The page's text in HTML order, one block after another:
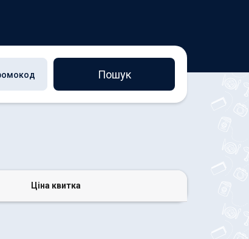
Чат в Messenger
Пошук
Ціна квитка